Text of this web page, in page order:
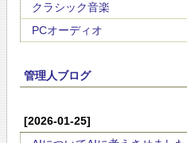
クラシック音楽
PCオーディオ
管理人ブログ
[2026-01-25]